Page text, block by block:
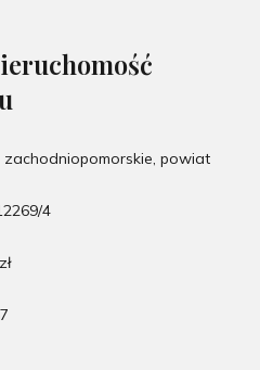
zachodniopomorskie, powiat
4